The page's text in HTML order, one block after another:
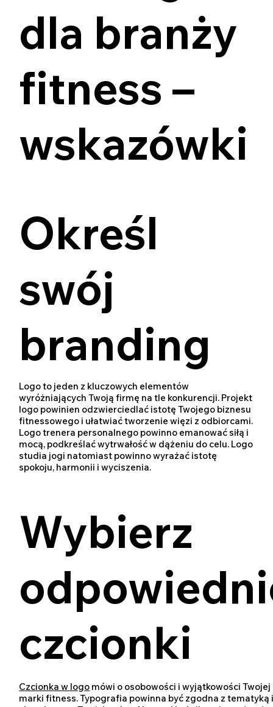
dla branży
fitness –
wskazówki
Określ
swój
branding
Logo to jeden z kluczowych elementów
wyróżniających Twoją firmę na tle konkurencji. Projekt
logo powinien odzwierciedlać istotę Twojego biznesu
fitnessowego i ułatwiać tworzenie więzi z odbiorcami.
Logo trenera personalnego powinno emanować siłą i
mocą, podkreślać wytrwałość w dążeniu do celu. Logo
studia jogi natomiast powinno wyrażać istotę
spokoju, harmonii i wyciszenia.
Wybierz
czcionki
Czcionka w logo mówi o osobowości i wyjątkowości Twojej
marki fitness. Typografia powinna być zgodna z tematyką